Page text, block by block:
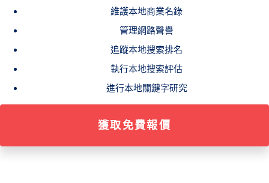
維護本地商業名錄
管理網路聲譽
追蹤本地搜索排名
執行本地搜索評估
進行本地關鍵字研究
獲取免費報價